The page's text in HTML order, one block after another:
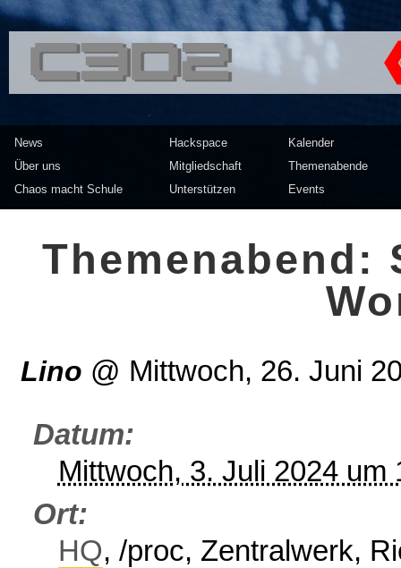
<<</>> Chaos Computer
News
Über uns
Chaos macht Schule
Hackspace
Mitgliedschaft
Unterstützen
Kalender
Themenabende
Events
Themenabend:
Lino @ Mittwoch, 26. Juni
Datum
Mittwoch, 3. Juli 2024 um
Ort
HQ, /proc, Zentralwerk,